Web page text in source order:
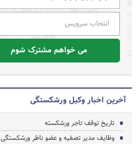
انتخاب سرویس
می خواهم مشترک شوم
آخرین اخبار وکیل ورشکستگی
تاریخ توقف تاجر ورشکسته
وظایف مدیر تصفیه و عضو ناظر ورشکستگی